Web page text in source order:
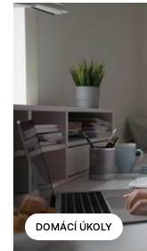
DOMÁCÍ ÚKOLY